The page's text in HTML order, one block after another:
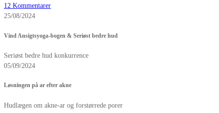
12 Kommentarer
25/08/2024
Vind Ansigtsyoga-bogen & Seriøst bedre hud
Seriøst bedre hud konkurrence
05/09/2024
Løsningen på ar efter akne
Hudlægen om akne-ar og forstørrede porer